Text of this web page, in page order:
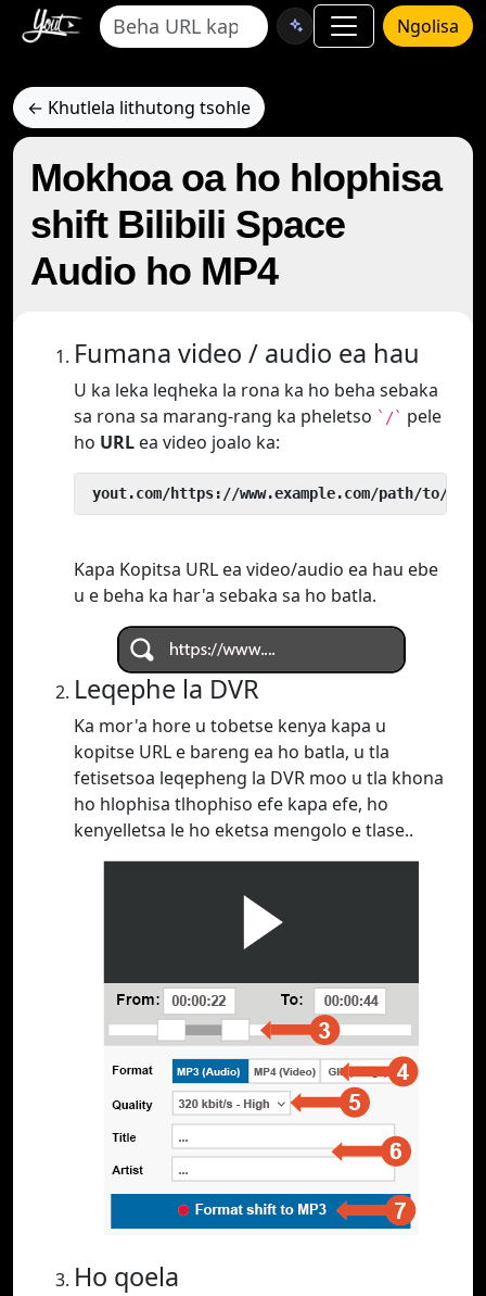
Ngolisa
← Khutlela lithutong tsohle
Mokhoa oa ho hlophisa
shift Bilibili Space
Audio ho MP4
Fumana video / audio ea hau
U ka leka leqheka la rona ka ho beha sebaka
sa rona sa marang-rang ka pheletso `/` pele
ho URL ea video joalo ka:
yout.com/https://www.example.com/path/to/
Kapa Kopitsa URL ea video/audio ea hau ebe
u e beha ka har'a sebaka sa ho batla.
Leqephe la DVR
Ka mor'a hore u tobetse kenya kapa u
kopitse URL e bareng ea ho batla, u tla
fetisetsoa leqepheng la DVR moo u tla khona
ho hlophisa tlhophiso efe kapa efe, ho
kenyelletsa le ho eketsa mengolo e tlase..
Ho qoela